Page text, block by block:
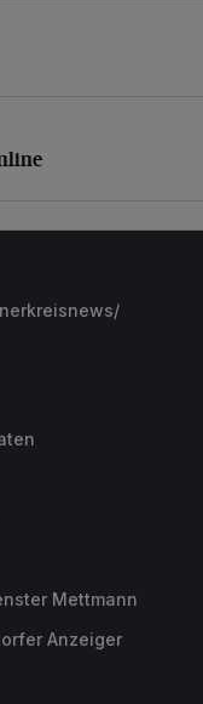
Mettmann
Anzeiger